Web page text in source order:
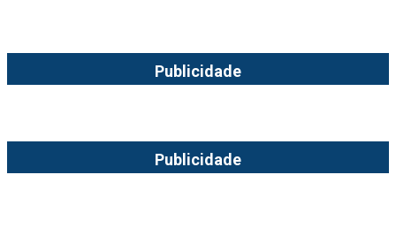
Publicidade
Publicidade